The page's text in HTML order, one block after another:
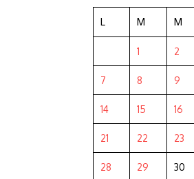
L M M
1 2
7 8 9
14 15 16
21 22 23
28 29 30